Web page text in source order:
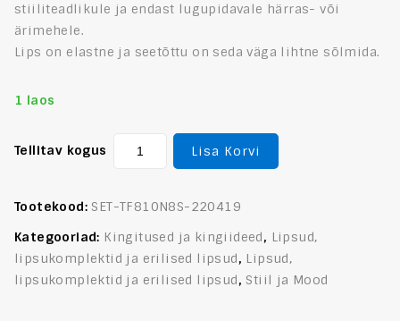
stiiliteadlikule ja endast lugupidavale härras- või
ärimehele.
Lips on elastne ja seetõttu on seda väga lihtne sõlmida.
1 laos
Tellitav kogus Lisa Korvi
Tootekood: SET-TF810N8S-220419
Kategooriad: Kingitused ja kingiideed, Lipsud,
lipsukomplektid ja erilised lipsud, Lipsud,
lipsukomplektid ja erilised lipsud, Stiil ja Mood